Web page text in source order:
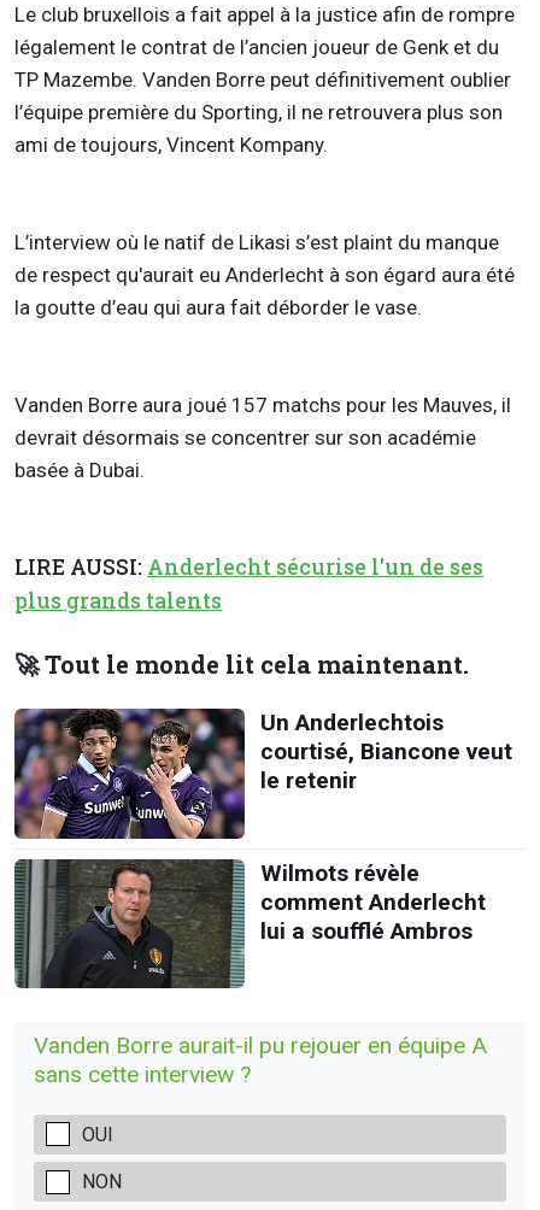
Le club bruxellois a fait appel à la justice afin de rompre
légalement le contrat de l’ancien joueur de Genk et du
TP Mazembe. Vanden Borre peut définitivement oublier
l’équipe première du Sporting, il ne retrouvera plus son
ami de toujours, Vincent Kompany.
L’interview où le natif de Likasi s’est plaint du manque
de respect qu'aurait eu Anderlecht à son égard aura été
la goutte d’eau qui aura fait déborder le vase.
Vanden Borre aura joué 157 matchs pour les Mauves, il
devrait désormais se concentrer sur son académie
basée à Dubai.
LIRE AUSSI: Anderlecht sécurise l'un de ses
plus grands talents
🚀 Tout le monde lit cela maintenant.
Un Anderlechtois
courtisé, Biancone veut
le retenir
Wilmots révèle
comment Anderlecht
lui a soufflé Ambros
Vanden Borre aurait-il pu rejouer en équipe A
sans cette interview ?
OUI
NON